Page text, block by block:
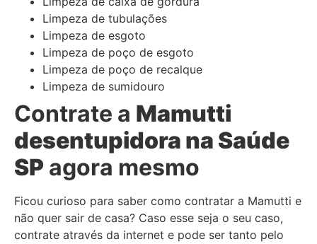
Limpeza de tubulações
Limpeza de esgoto
Limpeza de poço de esgoto
Limpeza de poço de recalque
Limpeza de sumidouro
Contrate a Mamutti
desentupidora na Saúde
SP agora mesmo
Ficou curioso para saber como contratar a Mamutti e
não quer sair de casa? Caso esse seja o seu caso,
contrate através da internet e pode ser tanto pelo